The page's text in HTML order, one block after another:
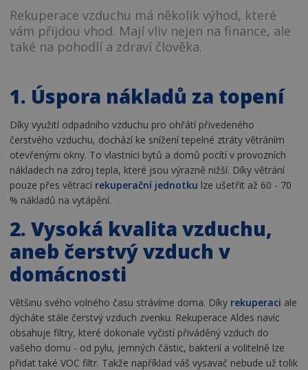
Rekuperace vzduchu má několik výhod, které
vám přijdou vhod. Mají vliv nejen na finance, ale
také na pohodlí a zdraví člověka.
1. Úspora nákladů za topení
Díky využití odpadního vzduchu pro ohřátí přivedeného
čerstvého vzduchu, dochází ke snížení tepelné ztráty větráním
otevřenými okny. To vlastníci bytů a domů pocítí v provozních
nákladech na zdroj tepla, které jsou výrazně nižší. Díky větrání
pouze přes větrací rekuperační jednotku lze ušetřit až 60 - 70
% nákladů na vytápění.
2. Vysoká kvalita vzduchu,
aneb čerstvý vzduch v
domácnosti
Většinu svého volného času strávíme doma. Díky rekuperaci ale
dýcháte stále čerstvý vzduch zvenku. Rekuperace Aldes navíc
obsahuje filtry, které dokonale vyčistí přiváděný vzduch do
vašeho domu - od pylu, jemných částic, bakterií a volitelně lze
přidat také VOC filtr. Takže například váš vysavač nebude už tolik